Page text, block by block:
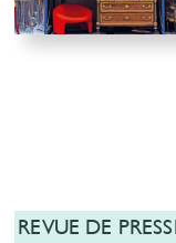
REVUE DE